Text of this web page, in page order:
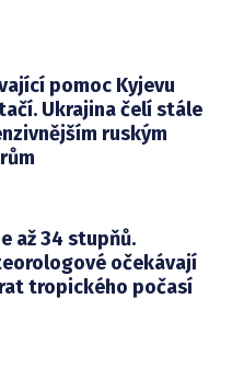
pomoc Kyjevu
Ukrajina čelí stále
ruským
až 34 stupňů.
očekávají
tropického počasí